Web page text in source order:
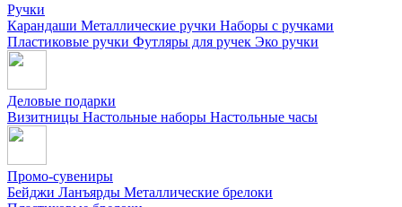
Ручки
Карандаши Металлические ручки Наборы с ручками
Пластиковые ручки Футляры для ручек Эко ручки
Деловые подарки
Визитницы Настольные наборы Настольные часы
Промо-сувениры
Бейджи Ланъярды Металлические брелоки